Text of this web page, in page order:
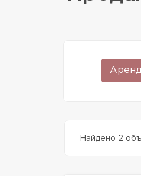
Найдено 2